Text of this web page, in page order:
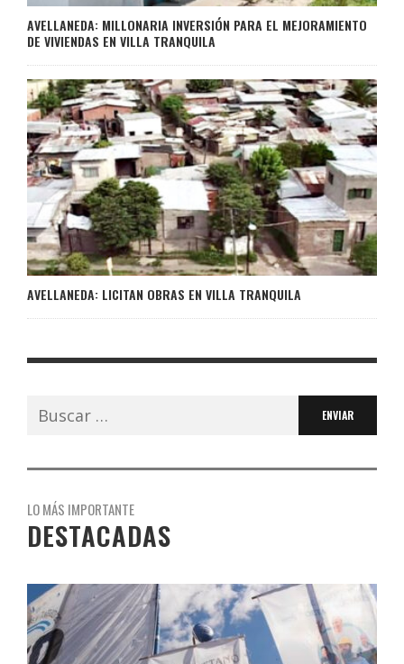
AVELLANEDA: MILLONARIA INVERSIÓN PARA EL MEJORAMIENTO
DE VIVIENDAS EN VILLA TRANQUILA
AVELLANEDA: LICITAN OBRAS EN VILLA TRANQUILA
Buscar:
LO MÁS IMPORTANTE
DESTACADAS